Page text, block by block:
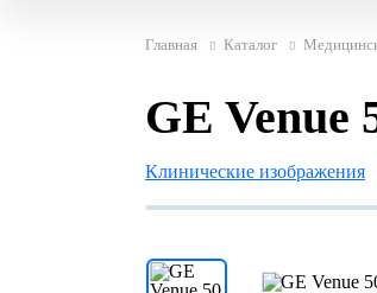
Главная Каталог
GE Venue
Клинические изображения